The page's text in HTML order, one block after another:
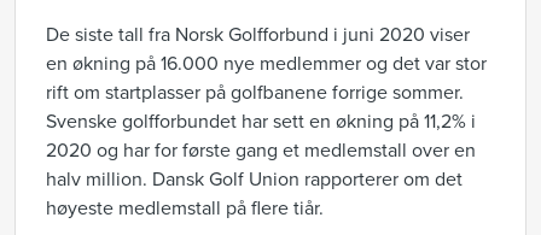
De siste tall fra Norsk Golfforbund i juni 2020 viser
en økning på 16.000 nye medlemmer og det var stor
rift om startplasser på golfbanene forrige sommer.
Svenske golfforbundet har sett en økning på 11,2% i
2020 og har for første gang et medlemstall over en
halv million. Dansk Golf Union rapporterer om det
høyeste medlemstall på flere tiår.